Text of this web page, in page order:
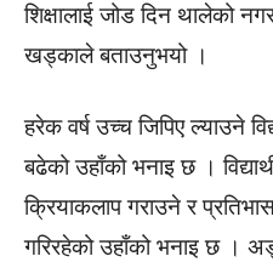
शिक्षालाई जोड दिन थालेको
खड्काले बताउनुभयो ।
हरेक वर्ष उच्च जिपिए ल्याउने
बढेको उहाँको भनाइ छ ।
क्रियाकलाप गराउने र
गरिरहेको उहाँको भनाइ छ ।